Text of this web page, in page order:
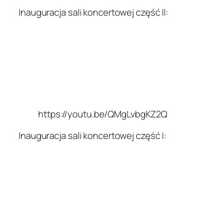
Inauguracja sali koncertowej część II:
https://youtu.be/QMgLvbgKZ2Q
Inauguracja sali koncertowej część I: